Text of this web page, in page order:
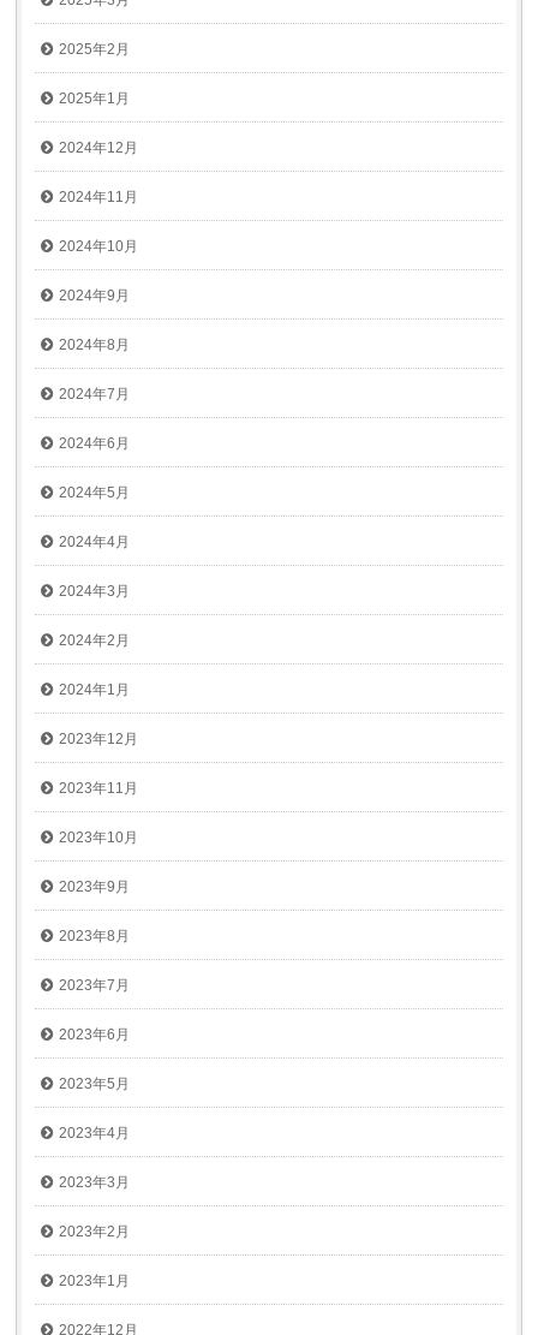
2025年2月
2025年1月
2024年12月
2024年11月
2024年10月
2024年9月
2024年8月
2024年7月
2024年6月
2024年5月
2024年4月
2024年3月
2024年2月
2024年1月
2023年12月
2023年11月
2023年10月
2023年9月
2023年8月
2023年7月
2023年6月
2023年5月
2023年4月
2023年3月
2023年2月
2023年1月
2022年12月